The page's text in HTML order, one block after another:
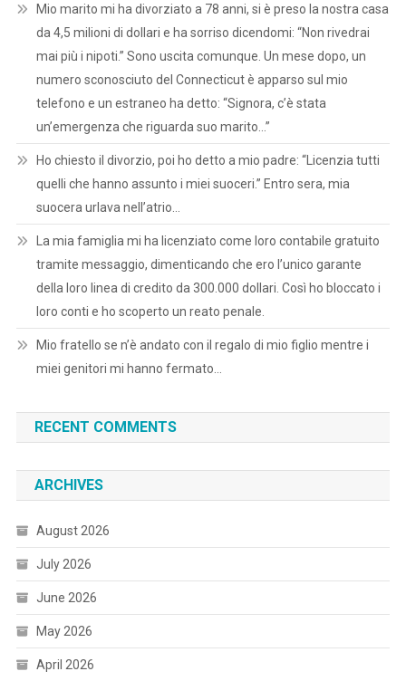
Mio marito mi ha divorziato a 78 anni, si è preso la nostra casa
da 4,5 milioni di dollari e ha sorriso dicendomi: “Non rivedrai
mai più i nipoti.” Sono uscita comunque. Un mese dopo, un
numero sconosciuto del Connecticut è apparso sul mio
telefono e un estraneo ha detto: “Signora, c’è stata
un’emergenza che riguarda suo marito…”
Ho chiesto il divorzio, poi ho detto a mio padre: “Licenzia tutti
quelli che hanno assunto i miei suoceri.” Entro sera, mia
suocera urlava nell’atrio…
La mia famiglia mi ha licenziato come loro contabile gratuito
tramite messaggio, dimenticando che ero l’unico garante
della loro linea di credito da 300.000 dollari. Così ho bloccato i
loro conti e ho scoperto un reato penale.
Mio fratello se n’è andato con il regalo di mio figlio mentre i
miei genitori mi hanno fermato…
RECENT COMMENTS
ARCHIVES
August 2026
July 2026
June 2026
May 2026
April 2026